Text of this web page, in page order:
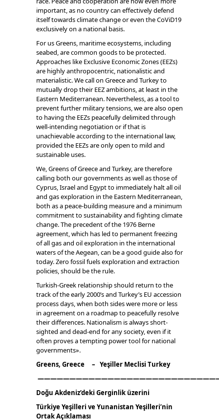
important, as no country can effectively defend
itself towards climate change or even the CoViD19
exclusively on a national basis.
For us Greens, maritime ecosystems, including
seabed, are common goods to be protected.
Approaches like Exclusive Economic Zones (EEZs)
are highly anthropocentric, nationalistic and
materialistic. We call on Greece and Turkey to
mutually drop their EEZ ambitions, at least in the
Eastern Mediterranean. Nevertheless, as a tool to
prevent further military tensions, we are also open
to having the EEZs peacefully delimited through
well-intending negotiation or if that is
unachievable according to the international law,
provided the EEZs are only open to mild and
sustainable uses.
We, Greens of Greece and Turkey, are therefore
calling both our governments as well as those of
Cyprus, Israel and Egypt to immediately halt all oil
and gas exploration in the Eastern Mediterranean,
both as a peace-building measure and a minimum
commitment to sustainability and fighting climate
change. The precedent of the 1976 Berne
agreement, which has led to permanent freezing
of all gas and oil exploration in the international
waters of the Aegean, can be a good guide also for
today. Zero fossil fuels exploration and extraction
policies, should be the rule.
Turkish-Greek relationship should return to the
track of the early 2000’s and Turkey’s EU accession
process days, when both sides were more or less
in agreement on a roadmap to peacefully resolve
their differences. Nationalism is always short-
sighted and dead-end for any society, even if it
often proves a tempting power tool for national
governments».
Greens, Greece – Yeşiller Meclisi Τurkey
Doğu Akdeniz’deki Gerginlik üzerini
Türkiye Yeşilleri ve Yunanistan Yeşilleri’nin
Ortak Açıklaması